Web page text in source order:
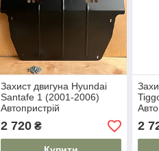
Захист двигуна Hyundai
Santafe 1 (2001-2006)
Автопристрій
2 720₴ 2